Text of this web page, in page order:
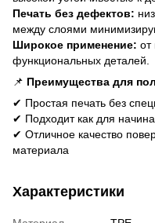
Печать без дефектов:
между слоями
Широкое применение: от
функциональных деталей.
📌 Преимущества для
✔ Простая печать без
✔ Подходит как для
✔ Отличное качество
материала
Характеристики